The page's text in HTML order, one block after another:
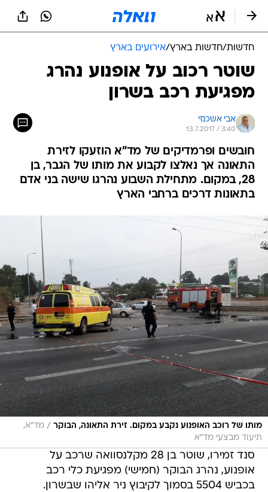
חדשות/חדשות בארץ/אירועים בארץ
שוטר רכוב על אופנוע נהרג
מפגיעת רכב בשרון
אבי אשכנזי
13.7.2017 / 3:40
חובשים ופרמדיקים של מד"א הוזעקו לזירת
התאונה אך נאלצו לקבוע את מותו של הגבר, בן
28, במקום. מתחילת השבוע נהרגו שישה בני אדם
בתאונות דרכים ברחבי הארץ
מותו של רוכב האופנוע נקבע במקום. זירת התאונה, הבוקר / מד"א,
תיעוד מבצעי מד"א
סנד זמירו, שוטר בן 28 מקלנסוואה שרכב על
אופנוע, נהרג הבוקר (חמישי) מפגיעת כלי רכב
בכביש 5504 בסמוך לקיבוץ ניר אליהו שבשרון.